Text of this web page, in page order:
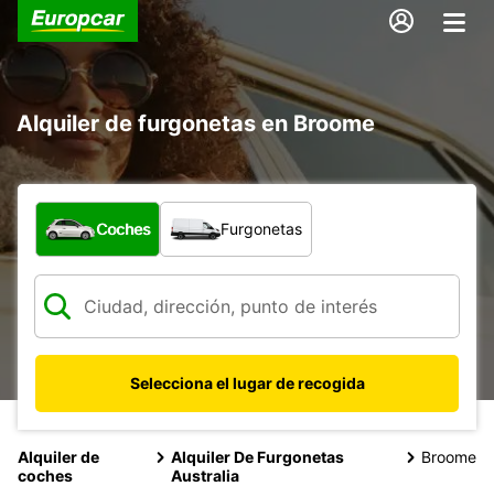
Alquiler de furgonetas en Broome
¿Qué tipo de vehículo?
Coches Furgonetas
Selecciona el lugar de recogida
Alquiler de
coches
Alquiler De Furgonetas
Australia
Broome